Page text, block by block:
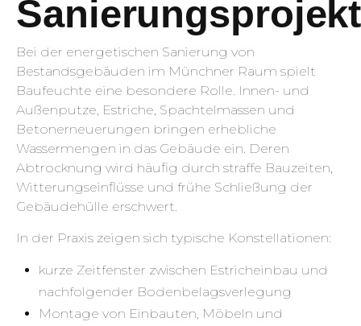
Bei der energetischen Sanierung von
Bestandsgebäuden im Münchner Raum spielt
Baufeuchte eine besondere Rolle. Innen- und
Außenputze, Estriche, Spachtelmassen und
Betonerneuerungen bringen erhebliche
Wassermengen in das Gebäude ein. Deren
Abtrocknung wird häufig durch straffe Bauzeiten,
Witterungseinflüsse und frühe Schließung der
Gebäudehülle erschwert.
In der Praxis zeigen sich typische Konstellationen:
kurze Zeitfenster zwischen Estricheinbau und
nachfolgender Bodenbelagsverlegung
Montage von Einbauten, Möbeln und